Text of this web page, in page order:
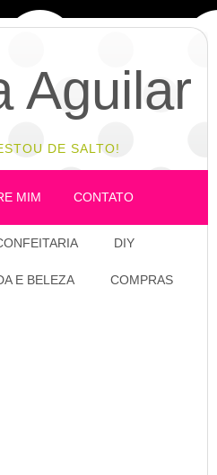
Aguilar
DE SALTO!
MIM CONTATO
DIY
E BELEZA COMPRAS